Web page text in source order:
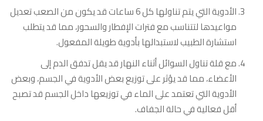
الأدوية التي يتم تناولها كل 6 ساعات قد يكون من الصعب تعديل
مواعيدها لتتناسب مع فترات الإفطار والسحور، مما قد يتطلب
استشارة الطبيب لاستبدالها بأدوية طويلة المفعول.
مع قلة تناول السوائل أثناء النهار قد يقل تدفق الدم إلى
الأعضاء، مما قد يؤثر على توزيع بعض الأدوية في الجسم، وبعض
الأدوية التي تعتمد على الماء في توزيعها داخل الجسم قد تصبح
أقل فعالية في حالة الجفاف.